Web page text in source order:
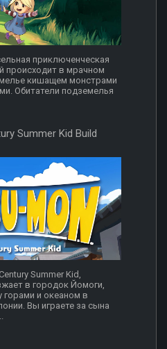
приключенческая
происходит в мрачном
кишащем монстрами
Обитатели подземелья
Summer Kid Build
Summer Kid,
в городок Йомоги,
и океаном в
Вы играете за сына